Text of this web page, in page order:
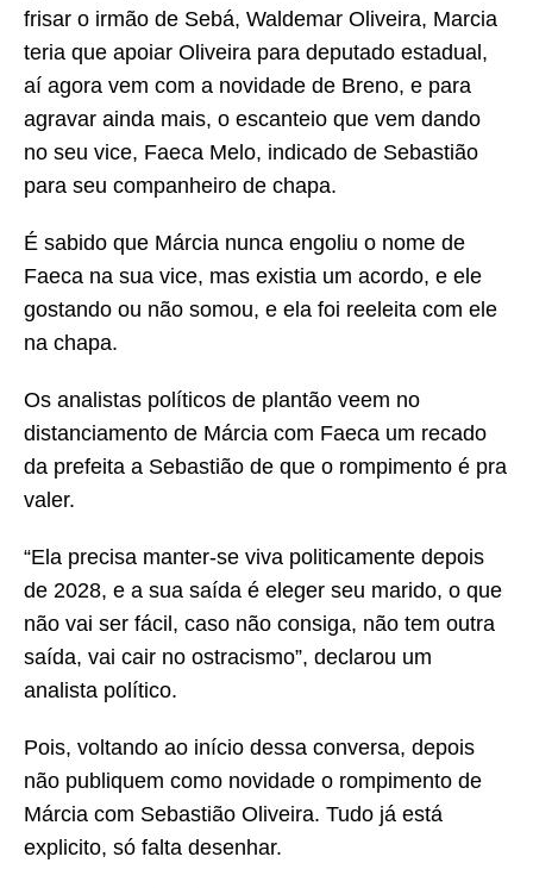
frisar o irmão de Sebá, Waldemar Oliveira, Marcia
teria que apoiar Oliveira para deputado estadual,
aí agora vem com a novidade de Breno, e para
agravar ainda mais, o escanteio que vem dando
no seu vice, Faeca Melo, indicado de Sebastião
para seu companheiro de chapa.
É sabido que Márcia nunca engoliu o nome de
Faeca na sua vice, mas existia um acordo, e ele
gostando ou não somou, e ela foi reeleita com ele
na chapa.
Os analistas políticos de plantão veem no
distanciamento de Márcia com Faeca um recado
da prefeita a Sebastião de que o rompimento é pra
valer.
“Ela precisa manter-se viva politicamente depois
de 2028, e a sua saída é eleger seu marido, o que
não vai ser fácil, caso não consiga, não tem outra
saída, vai cair no ostracismo”, declarou um
analista político.
Pois, voltando ao início dessa conversa, depois
não publiquem como novidade o rompimento de
Márcia com Sebastião Oliveira. Tudo já está
explicito, só falta desenhar.